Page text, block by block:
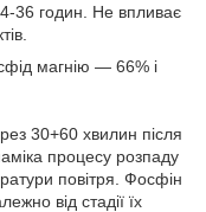
36 годин. Не впливає
магнію — 66% і
30+60 хвилин після
процесу розпаду
повітря. Фосфін
від стадії їх